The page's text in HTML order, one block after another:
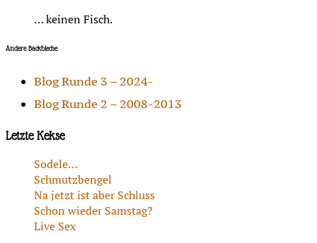
… keinen Fisch.
Andere Backbleche
Blog Runde 3 – 2024-
Blog Runde 2 – 2008-2013
Letzte Kekse
Sodele…
Schmutzbengel
Na jetzt ist aber Schluss
Schon wieder Samstag?
Live Sex